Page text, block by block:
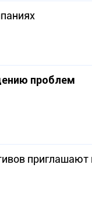
проблем
приглашают